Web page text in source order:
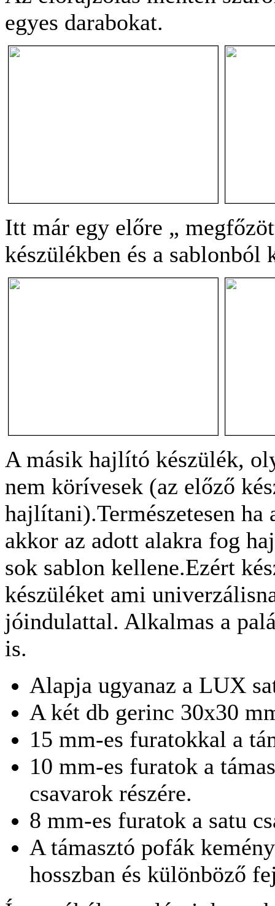
egyes darabokat.
Itt már egy előre „
készülékben és a sablonból
A másik hajlító készülék,
nem körívesek (az előző
hajlítani).Természetesen
akkor az adott alakra fog
sok sablon kellene.Ezért
készüléket ami
jóindulattal. Alkalmas a
is.
Alapja ugyanaz a LUX
A két db gerinc 30x30
15 mm-es furatokkal a
10 mm-es furatok a
csavarok részére.
8 mm-es furatok a satu
A támasztó pofák
hosszban és különböző